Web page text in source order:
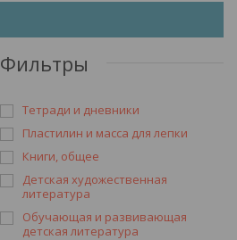
Фильтры
Тетради и дневники
Пластилин и масса для лепки
Книги, общее
Детская художественная
литература
Обучающая и развивающая
детская литература